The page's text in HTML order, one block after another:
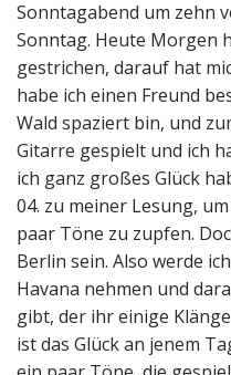
Sonntagabend um zehn
Sonntag. Heute Morgen
gestrichen, darauf hat
habe ich einen Freund
Wald spaziert bin, und
Gitarre gespielt und ich
ich ganz großes Glück
04. zu meiner Lesung,
paar Töne zu zupfen.
Berlin sein. Also werde
Havana nehmen und
gibt, der ihr einige
ist das Glück an jenem